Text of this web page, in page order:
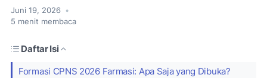
Juni 19, 2026 •
5 menit membaca
Daftar Isi
Formasi CPNS 2026 Farmasi: Apa Saja yang Dibuka?